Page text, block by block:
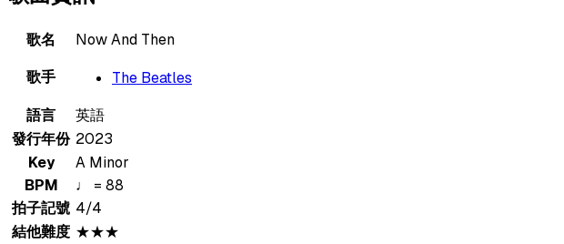
歌名
Now And Then
歌手
The Beatles
語言
英語
發行年份 2023
Key
A Minor
BPM
♩ = 88
拍子記號 4/4
結他難度 ★★★